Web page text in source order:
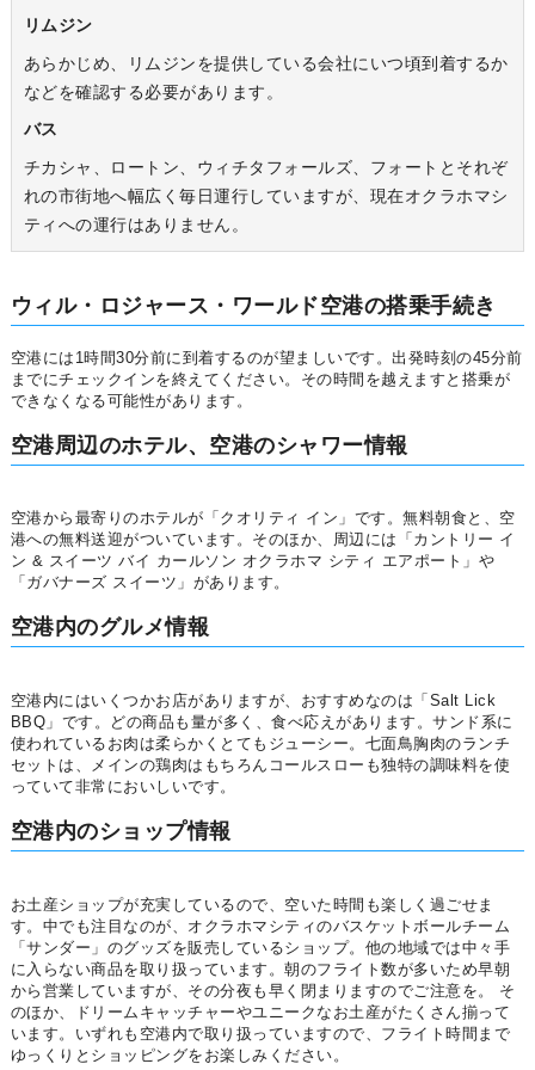
リムジン
あらかじめ、リムジンを提供している会社にいつ頃到着するか
などを確認する必要があります。
バス
チカシャ、ロートン、ウィチタフォールズ、フォートとそれぞ
れの市街地へ幅広く毎日運行していますが、現在オクラホマシ
ティへの運行はありません。
ウィル・ロジャース・ワールド空港の搭乗手続き
空港には1時間30分前に到着するのが望ましいです。出発時刻の45分前
までにチェックインを終えてください。その時間を越えますと搭乗が
できなくなる可能性があります。
空港周辺のホテル、空港のシャワー情報
空港から最寄りのホテルが「クオリティ イン」です。無料朝食と、空
港への無料送迎がついています。そのほか、周辺には「カントリー イ
ン & スイーツ バイ カールソン オクラホマ シティ エアポート」や
「ガバナーズ スイーツ」があります。
空港内のグルメ情報
空港内にはいくつかお店がありますが、おすすめなのは「Salt Lick
BBQ」です。どの商品も量が多く、食べ応えがあります。サンド系に
使われているお肉は柔らかくとてもジューシー。七面鳥胸肉のランチ
セットは、メインの鶏肉はもちろんコールスローも独特の調味料を使
っていて非常においしいです。
空港内のショップ情報
お土産ショップが充実しているので、空いた時間も楽しく過ごせま
す。中でも注目なのが、オクラホマシティのバスケットボールチーム
「サンダー」のグッズを販売しているショップ。他の地域では中々手
に入らない商品を取り扱っています。朝のフライト数が多いため早朝
から営業していますが、その分夜も早く閉まりますのでご注意を。 そ
のほか、ドリームキャッチャーやユニークなお土産がたくさん揃って
います。いずれも空港内で取り扱っていますので、フライト時間まで
ゆっくりとショッピングをお楽しみください。